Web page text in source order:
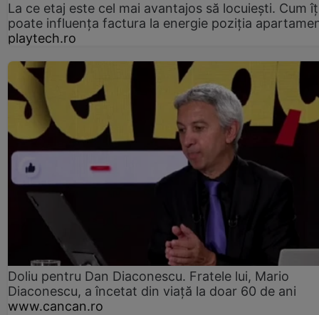
La ce etaj este cel mai avantajos să locuiești. Cum
poate influența factura la energie poziția
playtech.ro
Doliu pentru Dan Diaconescu. Fratele lui, Mario
Diaconescu, a încetat din viață la doar 60 de ani
www.cancan.ro